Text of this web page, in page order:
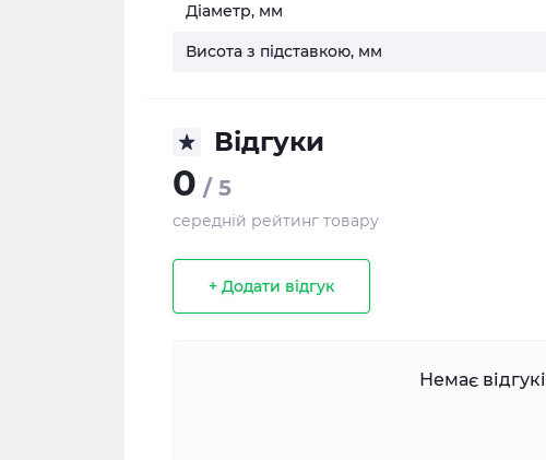
Діаметр, мм
Висота з підставкою, мм
Відгуки
0 / 5
середній рейтинг товару
+ Додати відгук
Немає